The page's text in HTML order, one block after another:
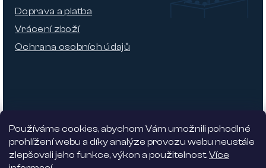
Používáme cookies, abychom Vám umožnili pohodlné
prohlížení webu a díky analýze provozu webu neustále
zlepšovali jeho funkce, výkon a použitelnost.Více
Doprava a platba
Vrácení zboží
Ochrana osobních údajů